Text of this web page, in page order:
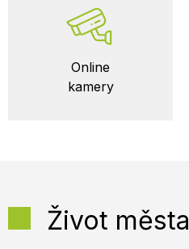
Online
kamery
Život města